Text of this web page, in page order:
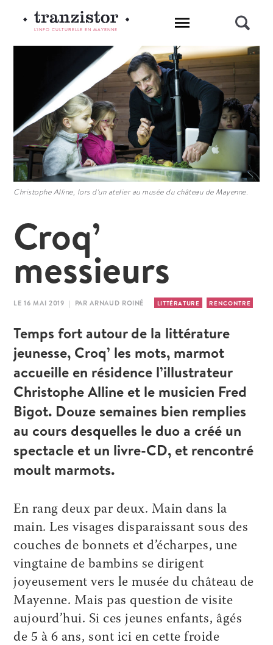
L'INFO CULTURELLE EN MAYENNE
Christophe Alline, lors d'un atelier au musée du château de Mayenne.
Croq’
messieurs
LE 16 MAI 2019 | PAR ARNAUD ROINÉ LITTÉRATURE RENCONTRE
Temps fort autour de la littérature
jeunesse, Croq’ les mots, marmot
accueille en résidence l’illustrateur
Christophe Alline et le musicien Fred
Bigot. Douze semaines bien remplies
au cours desquelles le duo a créé un
spectacle et un livre-CD, et rencontré
moult marmots.
En rang deux par deux. Main dans la
main. Les visages disparaissant sous des
couches de bonnets et d’écharpes, une
vingtaine de bambins se dirigent
joyeusement vers le musée du château de
Mayenne. Mais pas question de visite
aujourd’hui. Si ces jeunes enfants, âgés
de 5 à 6 ans, sont ici en cette froide